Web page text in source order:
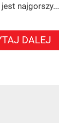
najgorszy...
DALEJ